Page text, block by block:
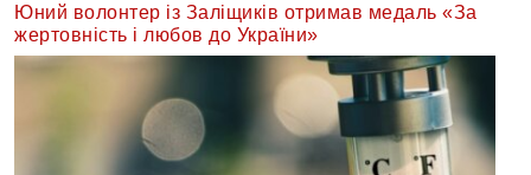
Юний волонтер із Заліщиків отримав медаль «За
жертовність і любов до України»